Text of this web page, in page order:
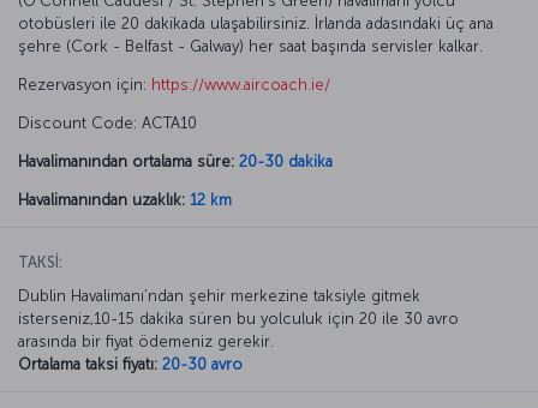
otobüsleri ile 20 dakikada ulaşabilirsiniz. İrlanda adasındaki üç ana
şehre (Cork - Belfast - Galway) her saat başında servisler kalkar.
Rezervasyon için: https://www.aircoach.ie/
Discount Code: ACTA10
Havalimanından ortalama süre: 20-30 dakika
Havalimanından uzaklık: 12 km
TAKSİ:
Dublin Havalimanı’ndan şehir merkezine taksiyle gitmek
isterseniz,10-15 dakika süren bu yolculuk için 20 ile 30 avro
arasında bir fiyat ödemeniz gerekir.
Ortalama taksi fiyatı: 20-30 avro